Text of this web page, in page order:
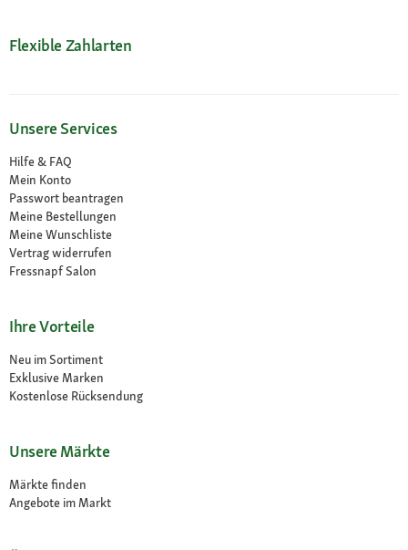
Flexible Zahlarten
Unsere Services
Hilfe & FAQ
Mein Konto
Passwort beantragen
Meine Bestellungen
Meine Wunschliste
Vertrag widerrufen
Fressnapf Salon
Ihre Vorteile
Neu im Sortiment
Exklusive Marken
Kostenlose Rücksendung
Unsere Märkte
Märkte finden
Angebote im Markt